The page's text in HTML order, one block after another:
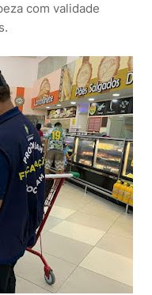
com validade